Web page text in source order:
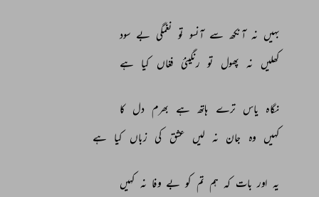
بہیں نہ آنکھ سے آنسو تو نغمگی بے سود
کھلیں نہ پھول تو رنگینئ فغاں کیا ہے
نگاہ یاس ترے ہاتھ ہے بھرم دل کا
کہیں وہ جان نہ لیں عشق کی زباں کیا ہے
یہ اور بات کہ ہم تم کو بے وفا نہ کہیں